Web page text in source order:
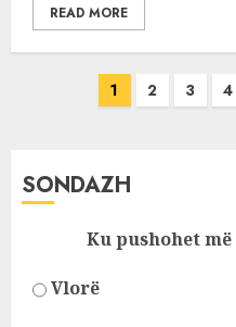
READ MORE
1 2 3 4
SONDAZH
Ku pushohet
Vlorë